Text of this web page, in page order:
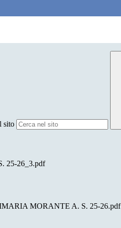
sito
25-26_3.pdf
MORANTE A. S. 25-26.pdf